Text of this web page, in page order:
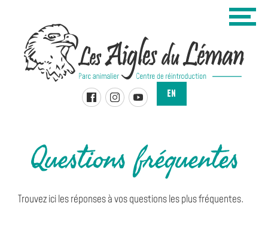
e
s
g
EN
M
u
TARIFS & HORAIRES
SPECTACLES
Questions fréquentes
Trouvez ici les réponses à vos questions les plus fréquentes.